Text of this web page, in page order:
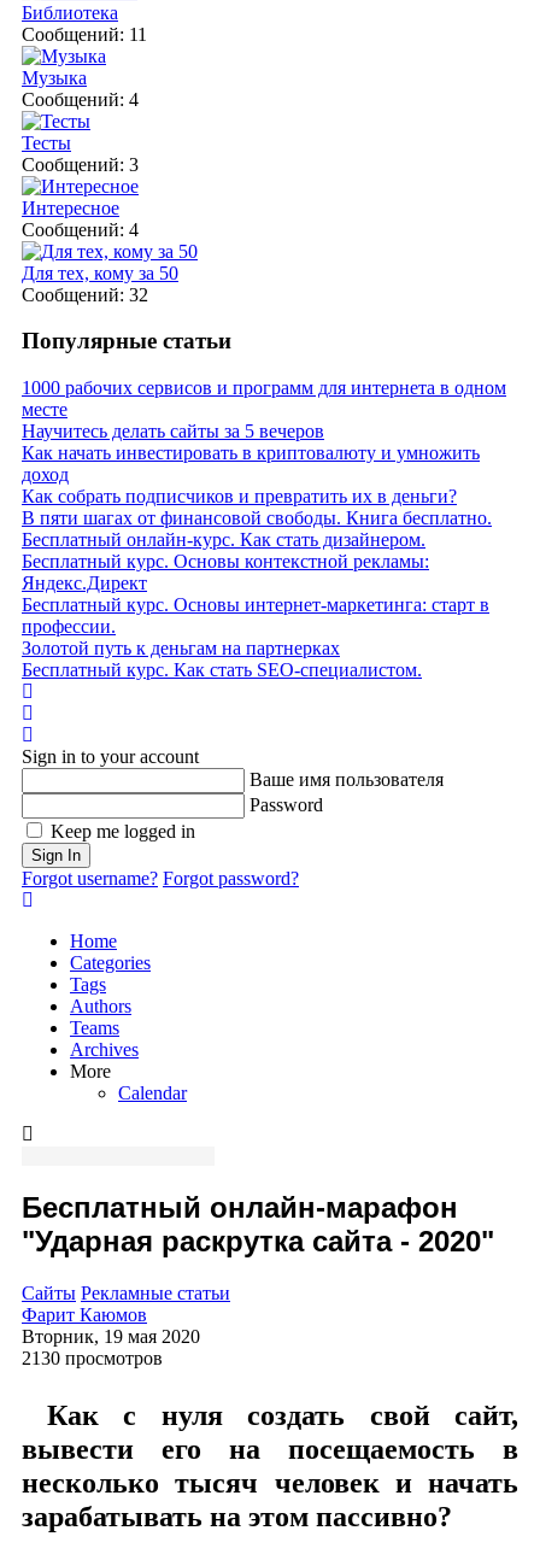
Библиотека
Сообщений: 11
Музыка
Сообщений: 4
Тесты
Сообщений: 3
Интересное
Сообщений: 4
Для тех, кому за 50
Сообщений: 32
Популярные статьи
1000 рабочих сервисов и программ для интернета в одном
месте
Научитесь делать сайты за 5 вечеров
Как начать инвестировать в криптовалюту и умножить
доход
Как собрать подписчиков и превратить их в деньги?
В пяти шагах от финансовой свободы. Книга бесплатно.
Бесплатный онлайн-курс. Как стать дизайнером.
Бесплатный курс. Основы контекстной рекламы:
Яндекс.Директ
Бесплатный курс. Основы интернет-маркетинга: старт в
профессии.
Золотой путь к деньгам на партнерках
Бесплатный курс. Как стать SEO‑специалистом.
Sign in to your account
Ваше имя пользователя
Password
Keep me logged in
Sign In
Forgot username? Forgot password?
Home
Categories
Tags
Authors
Teams
Archives
More
Calendar
Бесплатный онлайн-марафон
"Ударная раскрутка сайта - 2020"
Сайты Рекламные статьи
Фарит Каюмов
Вторник, 19 мая 2020
2130 просмотров
Как с нуля создать свой сайт,
вывести его на посещаемость в
несколько тысяч человек и начать
зарабатывать на этом пассивно?